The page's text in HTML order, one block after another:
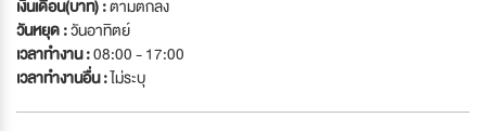
เงินเดือน(บาท) :ตามตกลง
วันหยุด :วันอาทิตย์
เวลาทำงาน :08:00 - 17:00
เวลาทำงานอื่น :ไม่ระบุ